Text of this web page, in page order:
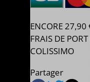
ENCORE 27,90
FRAIS DE
COLISSIMO
Partager